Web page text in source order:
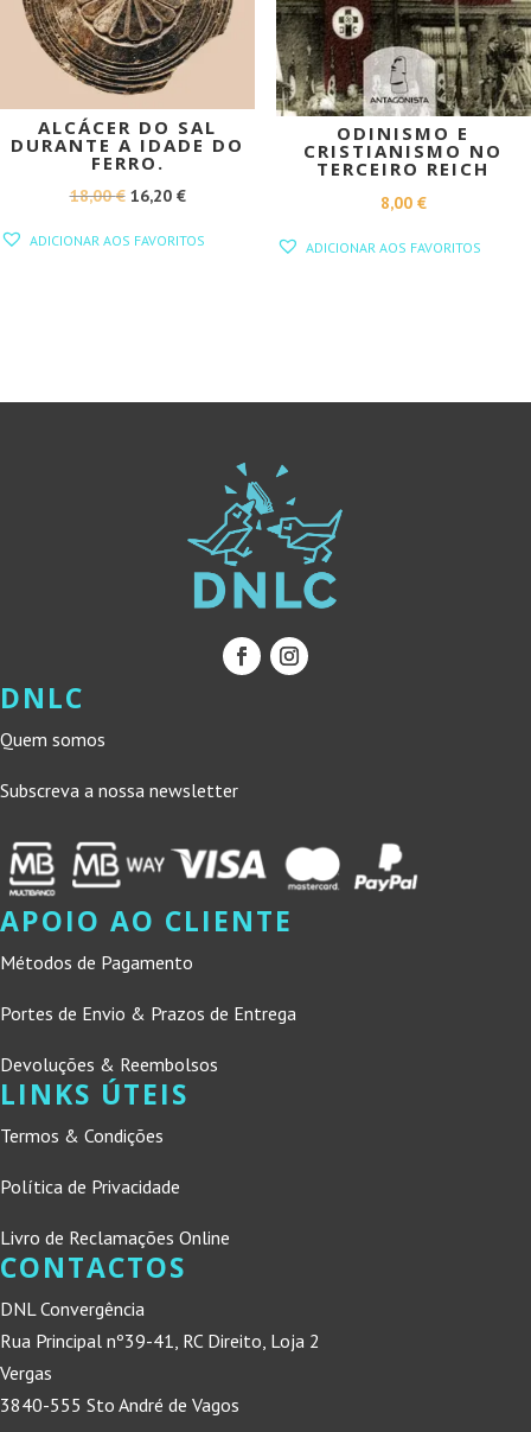
ALCÁCER DO SAL
DURANTE A IDADE DO
FERRO.
18,00€ O
16,20 €O
ADICIONAR AOS FAVORITOS
ODINISMO E
CRISTIANISMO NO
TERCEIRO REICH
8,00 €
ADICIONAR AOS FAVORITOS
DNLC
Quem somos
Subscreva a nossa newsletter
APOIO AO CLIENTE
Métodos de Pagamento
Portes de Envio & Prazos de Entrega
Devoluções & Reembolsos
LINKS ÚTEIS
Termos & Condições
Política de Privacidade
Livro de Reclamações Online
CONTACTOS
DNL Convergência
Rua Principal nº39-41, RC Direito, Loja 2
Vergas
3840-555 Sto André de Vagos